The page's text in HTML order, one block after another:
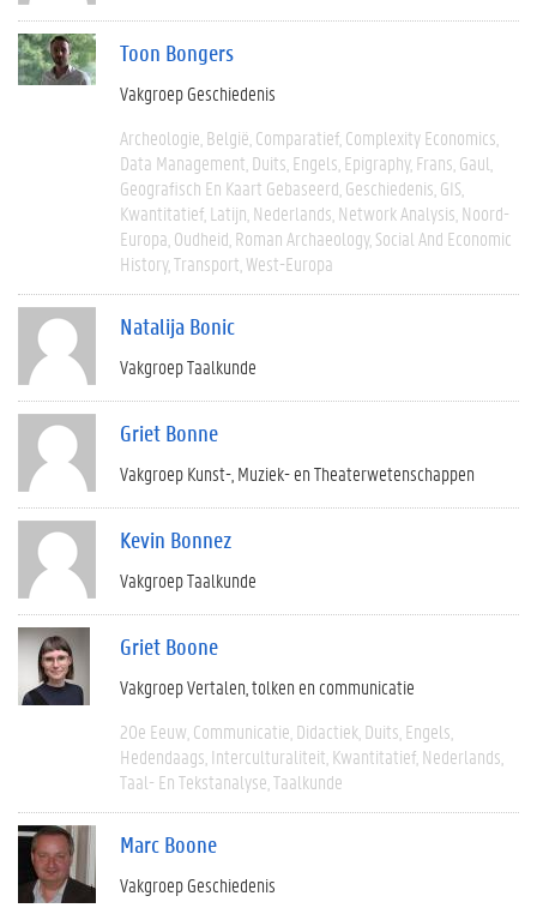
Toon Bongers
Vakgroep Geschiedenis
Archeologie België Comparatief Complexity Economics
Data Management Duits Engels Epigraphy Frans Gaul
Geografisch En Kaart Gebaseerd Geschiedenis GIS
Kwantitatief Latijn Nederlands Network Analysis Noord-
Europa Oudheid Roman Archaeology Social And Economic
History Transport West-Europa
Natalija Bonic
Vakgroep Taalkunde
Griet Bonne
Vakgroep Kunst-, Muziek- en Theaterwetenschappen
Kevin Bonnez
Vakgroep Taalkunde
Griet Boone
Vakgroep Vertalen, tolken en communicatie
20e Eeuw Communicatie Didactiek Duits Engels
Hedendaags Interculturaliteit Kwantitatief Nederlands
Taal- En Tekstanalyse Taalkunde
Marc Boone
Vakgroep Geschiedenis